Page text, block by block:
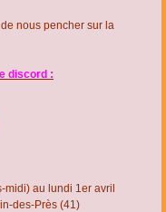
nous pencher sur la
discord :
au lundi 1er avril
des-Près (41)